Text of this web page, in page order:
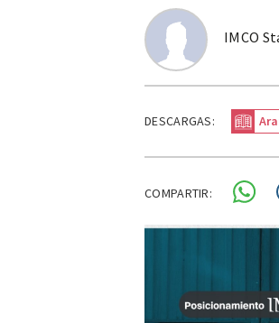
IMCO
DESCARGAS:
COMPARTIR: